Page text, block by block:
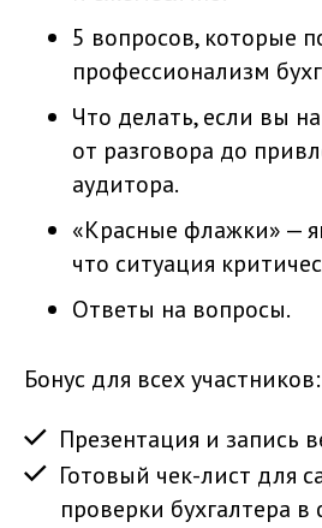
5 вопросов, которые
профессионализм
Что делать, если вы
от разговора до
аудитора.
«Красные флажки» —
что ситуация
Ответы на вопросы.
Бонус для всех участников:
Презентация и запись
Готовый чек-лист для
проверки бухгалтера в